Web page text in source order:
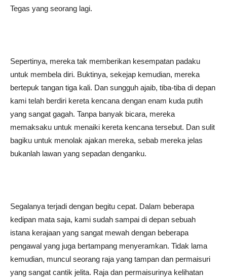
Tegas yang seorang lagi.
Sepertinya, mereka tak memberikan kesempatan padaku
untuk membela diri. Buktinya, sekejap kemudian, mereka
bertepuk tangan tiga kali. Dan sungguh ajaib, tiba-tiba di depan
kami telah berdiri kereta kencana dengan enam kuda putih
yang sangat gagah. Tanpa banyak bicara, mereka
memaksaku untuk menaiki kereta kencana tersebut. Dan sulit
bagiku untuk menolak ajakan mereka, sebab mereka jelas
bukanlah lawan yang sepadan denganku.
Segalanya terjadi dengan begitu cepat. Dalam beberapa
kedipan mata saja, kami sudah sampai di depan sebuah
istana kerajaan yang sangat mewah dengan beberapa
pengawal yang juga bertampang menyeramkan. Tidak lama
kemudian, muncul seorang raja yang tampan dan permaisuri
yang sangat cantik jelita. Raja dan permaisurinya kelihatan